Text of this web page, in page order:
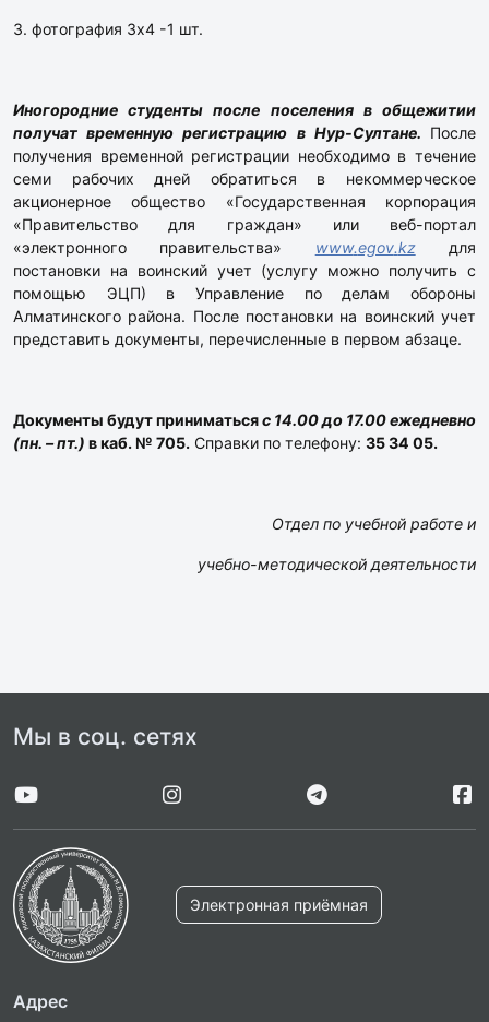
3. фотография 3х4 -1 шт.
Иногородние студенты после поселения в общежитии
получат временную регистрацию в Нур-Султане. После
получения временной регистрации необходимо в течение
семи рабочих дней обратиться в некоммерческое
акционерное общество «Государственная корпорация
«Правительство для граждан» или веб-портал
«электронного правительства» www.egov.kz
для
постановки на воинский учет (услугу можно получить с
помощью ЭЦП) в Управление по делам обороны
Алматинского района. После постановки на воинский учет
представить документы, перечисленные в первом абзаце.
Документы будут приниматьсяс 14.00 до 17.00 ежедневно
(пн. – пт.) в каб. № 705. Справки по телефону: 35 34 05.
Отдел по учебной работе и
учебно-методической деятельности
Мы в соц. сетях
Электронная приёмная
Адрес